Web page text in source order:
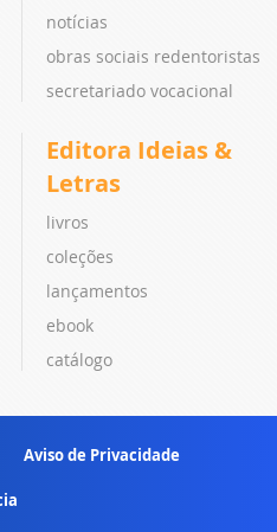
notícias
obras sociais redentoristas
secretariado vocacional
Editora Ideias &
Letras
livros
coleções
lançamentos
ebook
catálogo
Aviso de Privacidade